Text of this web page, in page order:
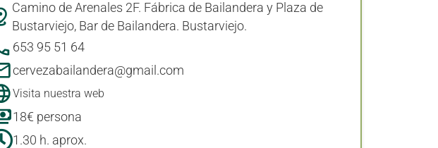
Camino de Arenales 2F. Fábrica de Bailandera y Plaza de
Bustarviejo, Bar de Bailandera. Bustarviejo.
653 95 51 64
cervezabailandera@gmail.com
Visita nuestra web
18€ persona
1.30 h. aprox.